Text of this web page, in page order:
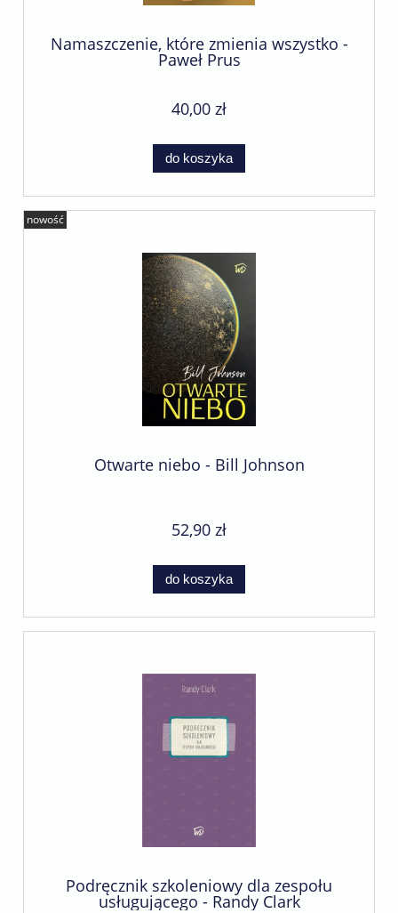
Namaszczenie, które zmienia wszystko -
Paweł Prus
40,00 zł
do koszyka
Otwarte niebo - Bill Johnson
52,90 zł
do koszyka
nowość
Podręcznik szkoleniowy dla zespołu
usługującego - Randy Clark